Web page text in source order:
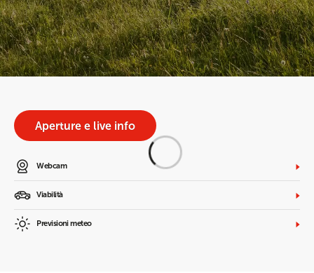
Aperture e live info
Webcam
Viabilità
Previsioni meteo